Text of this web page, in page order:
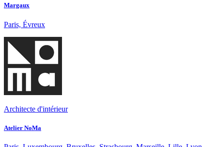
Margaux
Paris, Évreux
Architecte d'intérieur
Atelier NoMa